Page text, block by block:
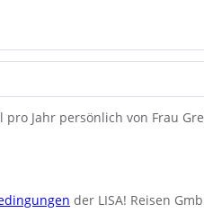
pro Jahr persönlich von Frau
der LISA! Reisen